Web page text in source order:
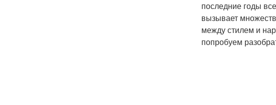
последние годы
вызывает
между стилем и
попробуем